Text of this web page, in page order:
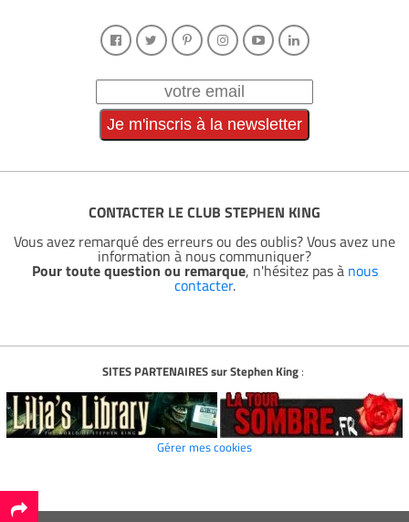
CONTACTER LE CLUB STEPHEN KING
Vous avez remarqué des erreurs ou des oublis? Vous avez une
information à nous communiquer?
Pour toute question ou remarque, n'hésitez pas à nous
contacter.
SITES PARTENAIRES sur Stephen King:
Gérer mes cookies